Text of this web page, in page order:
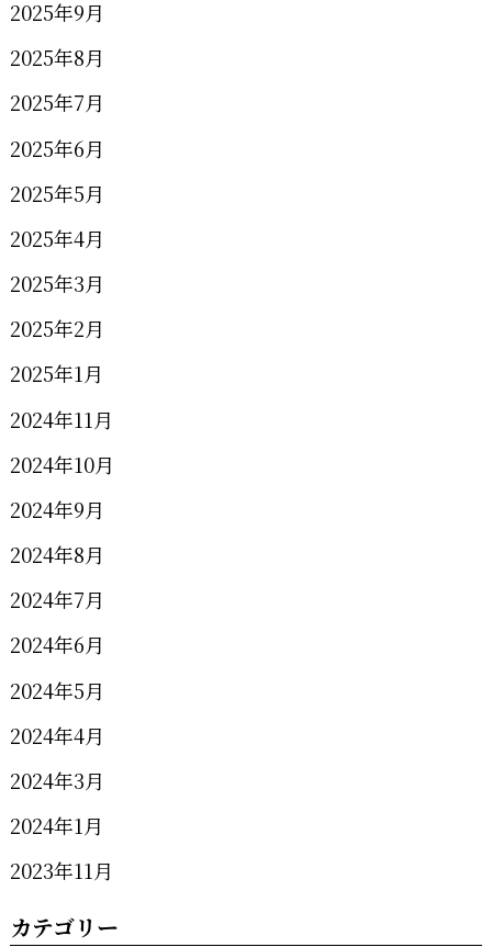
2025年9月
2025年8月
2025年7月
2025年6月
2025年5月
2025年4月
2025年3月
2025年2月
2025年1月
2024年11月
2024年10月
2024年9月
2024年8月
2024年7月
2024年6月
2024年5月
2024年4月
2024年3月
2024年1月
2023年11月
カテゴリー